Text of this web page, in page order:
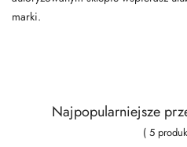
marki.
Najpopularniejsze
( 5